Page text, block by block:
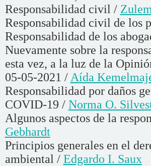
Responsabilidad civil /
Responsabilidad civil de los
Responsabilidad de los
Nuevamente sobre la
esta vez, a la luz de la
05-05-2021 / Aída
Responsabilidad por daños
COVID-19 / Norma O.
Algunos aspectos de la
Gebhardt
Principios generales en el
ambiental / Edgardo I. Saux